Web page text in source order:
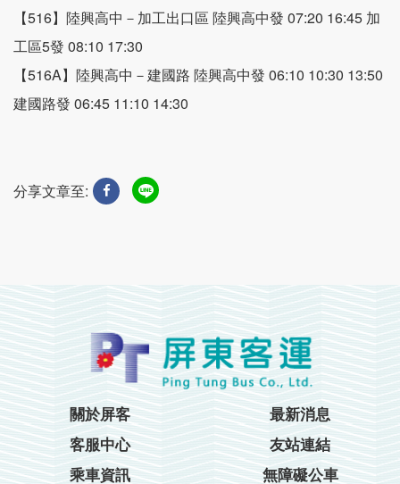
【516】陸興高中－加工出口區 陸興高中發 07:20 16:45 加
工區5發 08:10 17:30
【516A】陸興高中－建國路 陸興高中發 06:10 10:30 13:50
建國路發 06:45 11:10 14:30
分享文章至:
關於屏客
最新消息
客服中心
友站連結
乘車資訊
無障礙公車